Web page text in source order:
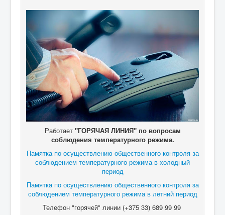
Работает "ГОРЯЧАЯ ЛИНИЯ" по вопросам
соблюдения температурного режима.
Памятка по осуществлению общественного контроля за
соблюдением температурного режима в холодный
период
Памятка по осуществлению общественного контроля за
соблюдением температурного режима в летний период
Телефон "горячей" линии (+375 33) 689 99 99